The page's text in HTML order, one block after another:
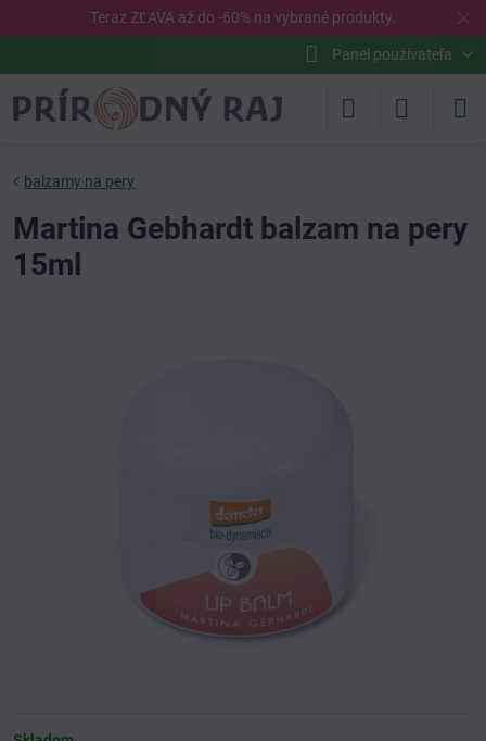
✕
Teraz ZĽAVA až do -60% na vybrané produkty
Panel používateľa
balzamy na pery
Martina Gebhardt balzam na pery
15ml